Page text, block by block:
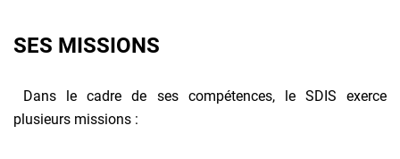
SES MISSIONS
Dans le cadre de ses compétences, le SDIS exerce
plusieurs missions :